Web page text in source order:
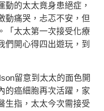
的太太竟身患絕症，
動痛哭，忐忑不安，但
「太太第一次接受化療
們開心得四出遊玩，到
留意到太太的面色開
的癌細胞再次活躍，家
生指，太太今次需接受